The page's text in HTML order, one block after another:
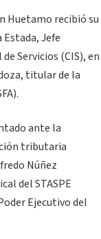
Huetamo recibió su
Jefe
Servicios (CIS), en
titular de la
ante la
tributaria
Núñez
del STASPE
Ejecutivo del